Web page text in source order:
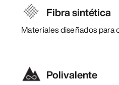
Fibra sintética
Materiales diseñados
Polivalente